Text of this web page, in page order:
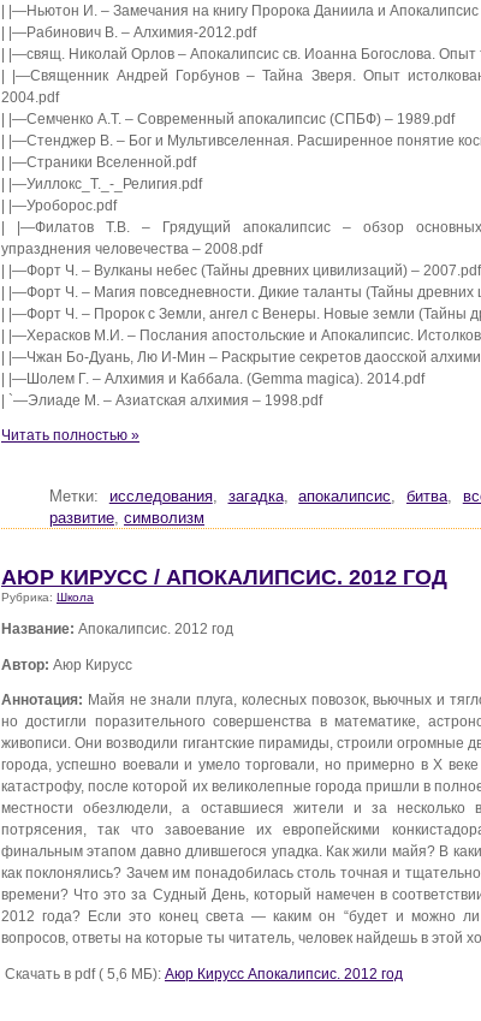
| |—Ньютон И. – Замечания на книгу Пророка Даниила и
| |—Рабинович В. – Алхимия-2012.pdf
| |—свящ. Николай Орлов – Апокалипсис св. Иоанна Богослова. Опыт
| |—Священник Андрей Горбунов – Тайна Зверя. Опыт
2004.pdf
| |—Семченко А.Т. – Современный апокалипсис (СПБФ) – 1989.pdf
| |—Стенджер В. – Бог и Мультивселенная. Расширенное понятие
| |—Страники Вселенной.pdf
| |—Уиллокс_Т._-_Религия.pdf
| |—Уроборос.pdf
| |—Филатов Т.В. – Грядущий апокалипсис – обзор основных
упразднения человечества – 2008.pdf
| |—Форт Ч. – Вулканы небес (Тайны древних цивилизаций) – 2007.pdf
| |—Форт Ч. – Магия повседневности. Дикие таланты (Тайны древних
| |—Форт Ч. – Пророк с Земли, ангел с Венеры. Новые земли (Тайны
| |—Херасков М.И. – Послания апостольские и Апокалипсис.
| |—Чжан Бо-Дуань, Лю И-Мин – Раскрытие секретов даосской
| |—Шолем Г. – Алхимия и Каббала. (Gemma magica). 2014.pdf
| `—Элиаде М. – Азиатская алхимия – 1998.pdf
Читать полностью »
Метки: исследования, загадка,апокалипсис, битва,
развитие, символизм
АЮР КИРУСС / АПОКАЛИПСИС. 2012 ГОД
Рубрика: Школа
Название: Апокалипсис. 2012 год
Автор: Аюр Кирусс
Аннотация: Майя не знали плуга, колесных повозок, вьючных и
но достигли поразительного совершенства в математике,
живописи. Они возводили гигантские пирамиды, строили огромные
города, успешно воевали и умело торговали, но примерно в X
катастрофу, после которой их великолепные города пришли в
местности обезлюдели, а оставшиеся жители и за несколько
потрясения, так что завоевание их европейскими
финальным этапом давно длившегося упадка. Как жили майя? В
как поклонялись? Зачем им понадобилась столь точная и
времени? Что это за Судный День, который намечен в
2012 года? Если это конец света — каким он “будет и можно
вопросов, ответы на которые ты читатель, человек найдешь в этой
Скачать в pdf ( 5,6 МБ): Аюр Кирусс Апокалипсис. 2012 год